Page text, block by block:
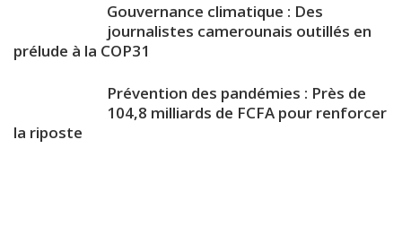
Gouvernance climatique : Des
journalistes camerounais outillés en
prélude à la COP31
Prévention des pandémies : Près de
104,8 milliards de FCFA pour renforcer
la riposte